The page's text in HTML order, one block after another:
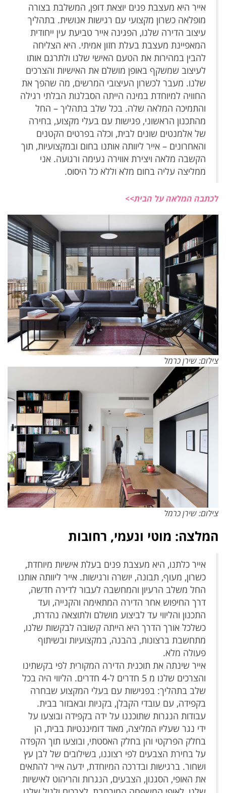
אייר היא מעצבת פנים יוצאת דופן, המשלבת בצורה
מופלאה כשרון מקצועי עם רגישות אנושית. בתהליך
עיצוב הדירה שלנו, הפגינה אייר טביעת עין ייחודית
המאפיינת מעצבת בעלת חזון אמיתי. היא הצליחה
להבין במהירות את הטעם האישי שלנו ולתרגם אותו
לעיצוב שמשקף באופן מושלם את האישיות והצרכים
שלנו. מעבר לכשרון העיצובי המרשים, מה שהפך את
החוויה למיוחדת במינה הייתה הסבלנות הבלתי רגילה
והתמיכה המלאה שלה. בכל שלב בתהליך – החל
מהתכנון הראשוני, פגישות עם בעלי מקצוע, בחירה
של אלמנטים שונים לבית, וכלה בפרטים הקטנים
והאחרונים – אייר ליוותה אותנו בחום ובמקצועיות, תוך
הקשבה מלאה ויצירת אווירה נעימה ורגועה. אני
ממליצה עליה בחום מלא וללא כל היסוס.
לכתבה המלאה על הבית>>
צילום: שירן כרמל
צילום: שירן כרמל
המלצה: מוטי ונעמי, רחובות
אייר כלתנו, היא מעצבת פנים בעלת אישיות מיוחדת,
כשרון, מעוף, תבונה, יושרה ורגישות. אייר ליוותה אותנו
החל משלב הרעיון והמחשבה לעבור לדירה חדשה,
דרך החיפוש אחר הדירה המתאימה והקנייה, ועד
התכנון והליווי עד לביצוע מושלם ולתוצאה נהדרת,
כשלכל אורך הדרך היא הייתה קשובה לבקשות שלנו,
מתחשבת ברצונות, בהבנה, במקצועיות ובשיתוף
פעולה מלא.
אייר שינתה את תוכנית הדירה המקורית לפי בקשתינו
והצרכים שלנו מ 5 חדרים ל-4 חדרים.
הליווי היה בכל
שלב בתהליך: בפגישות עם בעלי המקצוע שבחרה
בקפידה, עם עובדי הקבלן, בקניות ובאבזור בבית.
עבודות הנגרות שתוכננו על ידה בקפידה ובוצעו על
ידי נגר שעליו המליצה, מאוד דומיננטיות בבית, הן
בחלק הפרקטי והן בחלק האסטתי, ובוצעו תוך הקפדה
על בחירת הצבעים לפי רצוננו, בשילובים של לבן עץ
ושחור. ברגישות ובדרכה המיוחדת, ידעה אייר להתאים
את האופי, הסגנון, הצבעים, הנגרות והריהוט לאישיות